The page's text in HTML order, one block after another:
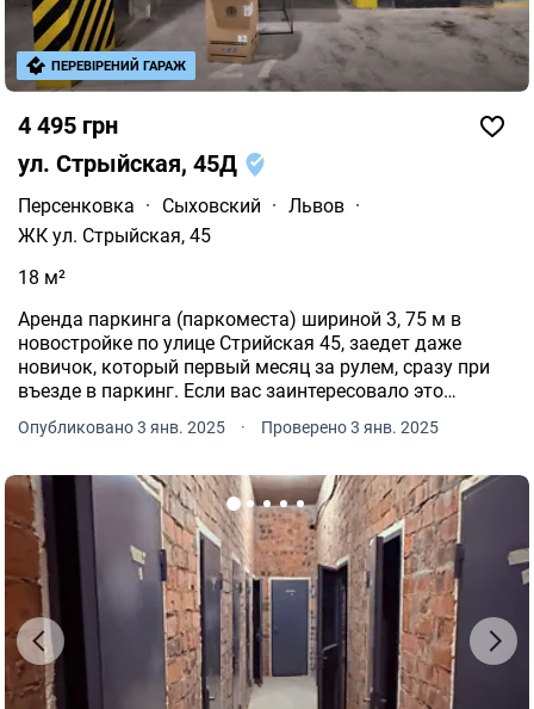
4 495 грн
ул. Стрыйская, 45Д
Персенковка · Сыховский · Львов ·
ЖК ул. Стрыйская, 45
18 м²
Аренда паркинга (паркоместа) шириной 3, 75 м в
новостройке по улице Стрийская 45, заедет даже
новичок, который первый месяц за рулем, сразу при
въезде в паркинг. Если вас заинтересовало это
предложение, звоните XXXXXXXXXX. Параметры
объекта: Тип здания: Парковочное место в подземном
Опубликовано 3 янв. 2025 · Проверено 3 янв. 2025
ПЕРЕВІРЕНИЙ ГАРАЖ